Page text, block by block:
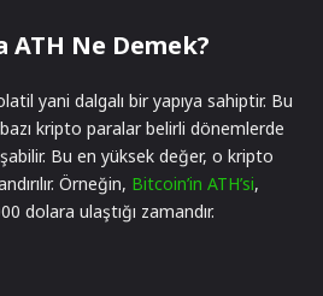
Ne Demek?
yani dalgalı bir yapıya sahiptir. Bu
kripto paralar belirli dönemlerde
Bu en yüksek değer, o kripto
Örneğin, Bitcoin’in ATH’si,
dolara ulaştığı zamandır.